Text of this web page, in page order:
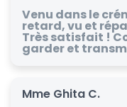
Venu dans le
retard, vu et
Très satisfait !
garder et
Mme Ghita C.